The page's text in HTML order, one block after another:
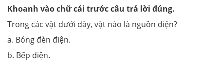
Khoanh vào chữ cái trước câu trả lời đúng.
Trong các vật dưới đây, vật nào là nguồn điện?
a. Bóng đèn điện.
b. Bếp điện.